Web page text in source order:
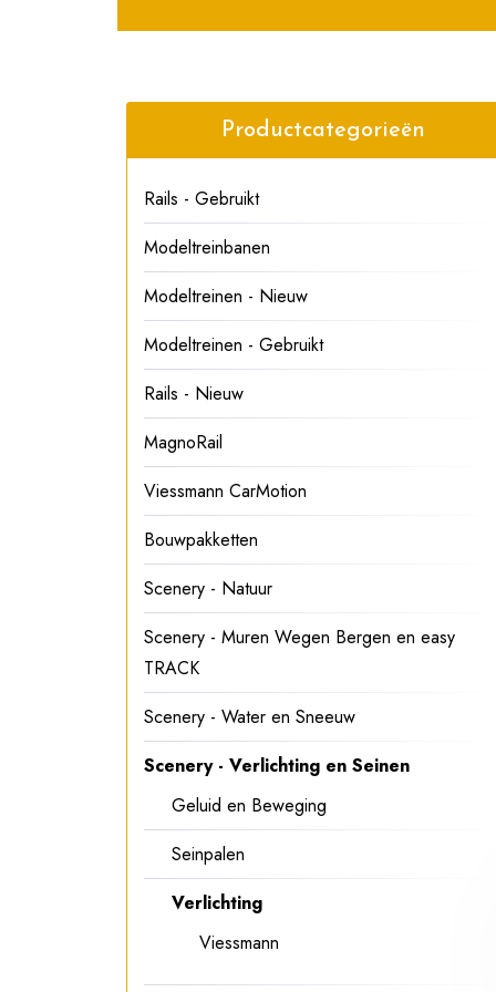
Productcategorieën
Rails - Gebruikt
Modeltreinbanen
Modeltreinen - Nieuw
Modeltreinen - Gebruikt
Rails - Nieuw
MagnoRail
Viessmann CarMotion
Bouwpakketten
Scenery - Natuur
Scenery - Muren Wegen Bergen en easy
TRACK
Scenery - Water en Sneeuw
Scenery - Verlichting en Seinen
Geluid en Beweging
Seinpalen
Verlichting
Viessmann